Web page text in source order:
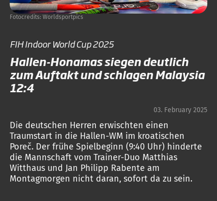
Fotocredits: Worldsportpics
FIH Indoor World Cup 2025
Hallen-Honamas siegen deutlich
zum Auftakt und schlagen Malaysia
12:4
03. February 2025
Die deutschen Herren erwischten einen
Traumstart in die Hallen-WM im kroatischen
Poreč. Der frühe Spielbeginn (9:40 Uhr) hinderte
die Mannschaft vom Trainer-Duo Matthias
Witthaus und Jan Philipp Rabente am
Montagmorgen nicht daran, sofort da zu sein.